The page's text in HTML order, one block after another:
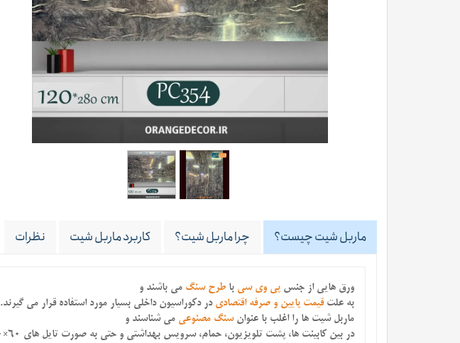
ماربل شیت چیست؟ چرا ماربل شیت؟ کاربرد ماربل شیت نظرات
ورق هایی از جنس پی وی سی با طرح سنگ می باشند و
به علتقیمت پایین و صرفه اقتصادی در دکوراسیون داخلی بسیار مورد استفاده قرار می گیرند.
ماربل شیت ها را اغلب با عنوانسنگ مصنوعی می شناسند و
در بین کابینت ها، پشت تلویزیون، حمام، سرویس بهداشتی و حتی به صورت تایل های 60×60 به عنوان سقف کاذب نیز استفاده می نمایند.